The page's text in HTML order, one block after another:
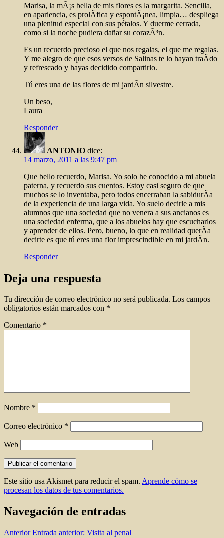
Marisa, la mÃ¡s bella de mis flores es la margarita. Sencilla,
en apariencia, es prolÃ­fica y espontÃ¡nea, limpia… despliega
una plenitud especial con sus pétalos. Y duerme cerrada,
como si la noche pudiera dañar su corazÃ³n.
Es un recuerdo precioso el que nos regalas, el que me regalas.
Y me alegro de que esos versos de Salinas te lo hayan traÃ­do
y refrescado y hayas decidido compartirlo.
Tú eres una de las flores de mi jardÃ­n silvestre.
Un beso,
Laura
Responder
ANTONIO dice:
14 marzo, 2011 a las 9:47 pm
Que bello recuerdo, Marisa. Yo solo he conocido a mi abuela
paterna, y recuerdo sus cuentos. Estoy casi seguro de que
muchos se lo inventaba, pero todos encerraban la sabidurÃ­a
de la experiencia de una larga vida. Yo suelo decirle a mis
alumnos que una sociedad que no venera a sus ancianos es
una sociedad enferma, que a los abuelos hay que escucharlos
y aprender de ellos. Pero, bueno, lo que en realidad querÃ­a
decirte es que tú eres una flor imprescindible en mi jardÃ­n.
Responder
Deja una respuesta
Tu dirección de correo electrónico no será publicada. Los campos
obligatorios están marcados con *
Comentario *
Nombre *
Correo electrónico *
Web
Este sitio usa Akismet para reducir el spam. Aprende cómo se
procesan los datos de tus comentarios.
Navegación de entradas
Anterior Entrada anterior: Visita al penal